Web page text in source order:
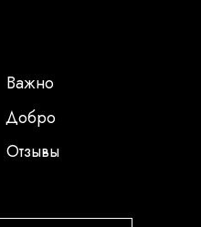
Важно
Добро
Отзывы